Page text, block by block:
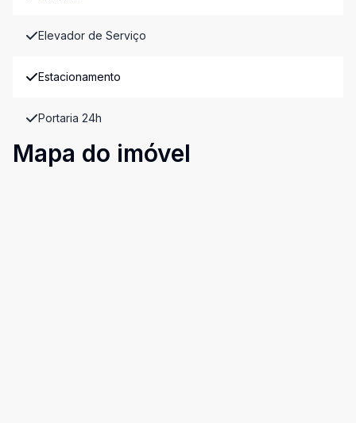
Elevador de Serviço
Estacionamento
Portaria 24h
Mapa do imóvel